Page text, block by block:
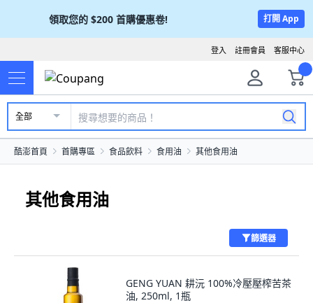
領取您的 $200 首購優惠卷! 打開 App
客服中心
註冊會員
登入
全部
酷澎首頁 首購專區 食品飲料 食用油 其他食用油
其他食用油
篩選器
GENG YUAN 耕沅 100%冷壓壓榨苦茶
油, 250ml, 1瓶